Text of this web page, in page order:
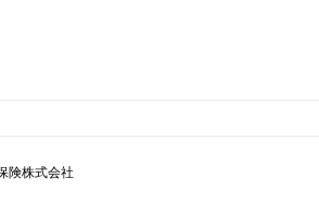
険株式会社